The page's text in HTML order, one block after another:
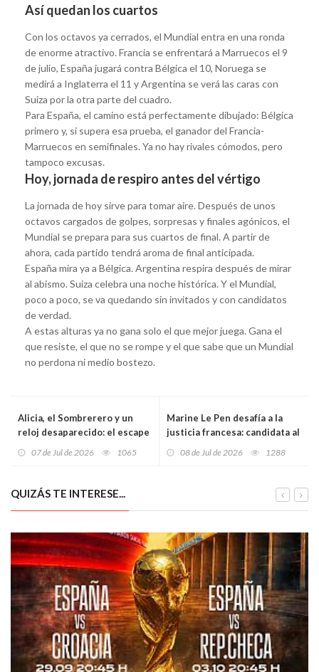
Así quedan los cuartos
Con los octavos ya cerrados, el Mundial entra en una ronda
de enorme atractivo. Francia se enfrentará a Marruecos el 9
de julio, España jugará contra Bélgica el 10, Noruega se
medirá a Inglaterra el 11 y Argentina se verá las caras con
Suiza por la otra parte del cuadro.
Para España, el camino está perfectamente dibujado: Bélgica
primero y, si supera esa prueba, el ganador del Francia-
Marruecos en semifinales. Ya no hay rivales cómodos, pero
tampoco excusas.
Hoy, jornada de respiro antes del vértigo
La jornada de hoy sirve para tomar aire. Después de unos
octavos cargados de golpes, sorpresas y finales agónicos, el
Mundial se prepara para sus cuartos de final. A partir de
ahora, cada partido tendrá aroma de final anticipada.
España mira ya a Bélgica. Argentina respira después de mirar
al abismo. Suiza celebra una noche histórica. Y el Mundial,
poco a poco, se va quedando sin invitados y con candidatos
de verdad.
A estas alturas ya no gana solo el que mejor juega. Gana el
que resiste, el que no se rompe y el que sabe que un Mundial
no perdona ni medio bostezo.
Alicia, el Sombrerero y un
reloj desaparecido: el escape
07 de Jul de 2026 1065
Marine Le Pen desafía a la
justicia francesa: candidata al
08 de Jul de 2026 1288
QUIZÁS TE INTERESE...